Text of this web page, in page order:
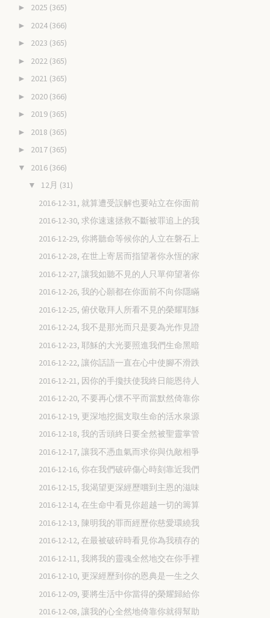
► 2025 (365)
► 2024 (366)
► 2023 (365)
► 2022 (365)
► 2021 (365)
► 2020 (366)
► 2019 (365)
► 2018 (365)
► 2017 (365)
▼ 2016 (366)
▼ 12月 (31)
2016-12-31, 就算遭受誤解也要站立在你面前
2016-12-30, 求你速速拯救不斷被罪追上的我
2016-12-29, 你將聽命等候你的人立在磐石上
2016-12-28, 在世上寄居而指望著你永恆的家
2016-12-27, 讓我如聽不見的人只單仰望著你
2016-12-26, 我的心願都在你面前不向你隱瞞
2016-12-25, 俯伏敬拜人所看不見的榮耀耶穌
2016-12-24, 我不是那光而只是要為光作見證
2016-12-23, 耶穌的大光要照進我們生命黑暗
2016-12-22, 讓你話語一直在心中使腳不滑跌
2016-12-21, 因你的手攙扶使我終日能恩待人
2016-12-20, 不要再心懷不平而當默然倚靠你
2016-12-19, 更深地挖掘支取生命的活水泉源
2016-12-18, 我的舌頭終日要全然被聖靈掌管
2016-12-17, 讓我不憑血氣而求你與仇敵相爭
2016-12-16, 你在我們破碎傷心時刻靠近我們
2016-12-15, 我渴望更深經歷嚐到主恩的滋味
2016-12-14, 在生命中看見你超越一切的籌算
2016-12-13, 陳明我的罪而經歷你慈愛環繞我
2016-12-12, 在最被破碎時看見你為我積存的
2016-12-11, 我將我的靈魂全然地交在你手裡
2016-12-10, 更深經歷到你的恩典是一生之久
2016-12-09, 要將生活中你當得的榮耀歸給你
2016-12-08, 讓我的心全然地倚靠你就得幫助